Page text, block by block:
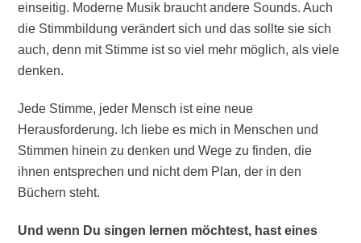
einseitig. Moderne Musik braucht andere Sounds. Auch
die Stimmbildung verändert sich und das sollte sie sich
auch, denn mit Stimme ist so viel mehr möglich, als viele
denken.
Jede Stimme, jeder Mensch ist eine neue
Herausforderung. Ich liebe es mich in Menschen und
Stimmen hinein zu denken und Wege zu finden, die
ihnen entsprechen und nicht dem Plan, der in den
Büchern steht.
Und wenn Du singen lernen möchtest, hast eines